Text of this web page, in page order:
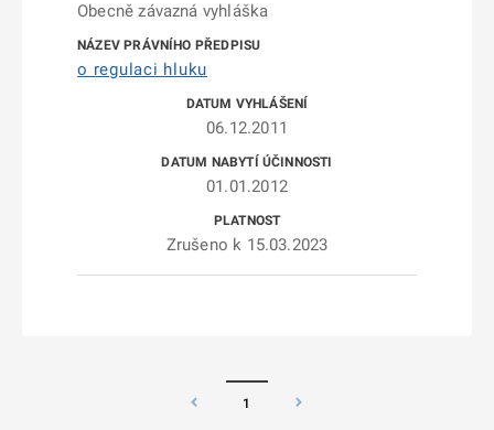
Obecně závazná vyhláška
o regulaci hluku
06.12.2011
01.01.2012
Zrušeno k 15.03.2023
1